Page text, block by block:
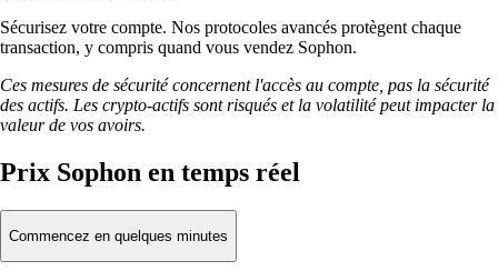
Sécurisez votre compte. Nos protocoles avancés protègent chaque
transaction, y compris quand vous vendez Sophon.
Ces mesures de sécurité concernent l'accès au compte, pas la sécurité
des actifs. Les crypto-actifs sont risqués et la volatilité peut impacter la
valeur de vos avoirs.
Prix Sophon en temps réel
Commencez en quelques minutes